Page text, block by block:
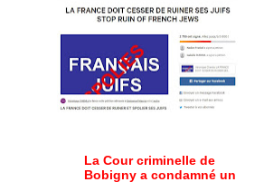
La Cour criminelle de
Bobigny a condamné un